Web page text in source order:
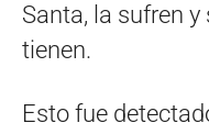
Santa, la sufren
tienen.
Esto fue